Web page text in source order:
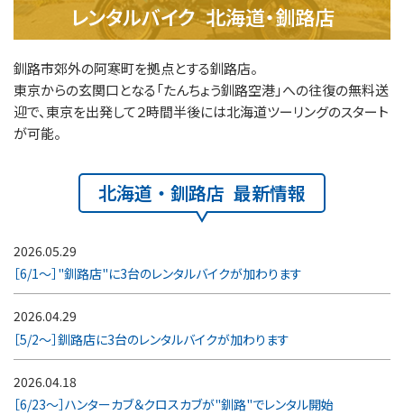
レンタルバイク 北海道・釧路店
釧路市郊外の阿寒町を拠点とする釧路店。
東京からの玄関口となる「たんちょう釧路空港」への往復の無料送
迎で、東京を出発して２時間半後には北海道ツーリングのスタート
が可能。
北海道・釧路店 最新情報
2026.05.29
［6/1～］"釧路店"に3台のレンタルバイクが加わります
2026.04.29
［5/2～］釧路店に3台のレンタルバイクが加わります
2026.04.18
［6/23～］ハンターカブ＆クロスカブが"釧路"でレンタル開始